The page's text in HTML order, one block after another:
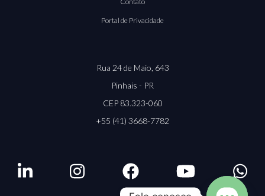
Portal de Privacidade
Rua 24 de Maio, 643
Pinhais - PR
CEP 83.323-060
+55 (41) 3668-7782